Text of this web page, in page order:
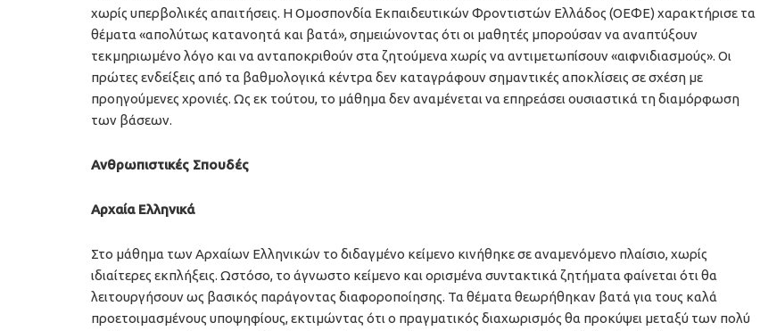
χωρίς υπερβολικές απαιτήσεις. Η Ομοσπονδία Εκπαιδευτικών Φροντιστών Ελλάδος (ΟΕΦΕ) χαρακτήρισε τα
θέματα «απολύτως κατανοητά και βατά», σημειώνοντας ότι οι μαθητές μπορούσαν να αναπτύξουν
τεκμηριωμένο λόγο και να ανταποκριθούν στα ζητούμενα χωρίς να αντιμετωπίσουν «αιφνιδιασμούς». Οι
πρώτες ενδείξεις από τα βαθμολογικά κέντρα δεν καταγράφουν σημαντικές αποκλίσεις σε σχέση με
προηγούμενες χρονιές. Ως εκ τούτου, το μάθημα δεν αναμένεται να επηρεάσει ουσιαστικά τη διαμόρφωση
των βάσεων.
Ανθρωπιστικές Σπουδές
Αρχαία Ελληνικά
Στο μάθημα των Αρχαίων Ελληνικών το διδαγμένο κείμενο κινήθηκε σε αναμενόμενο πλαίσιο, χωρίς
ιδιαίτερες εκπλήξεις. Ωστόσο, το άγνωστο κείμενο και ορισμένα συντακτικά ζητήματα φαίνεται ότι θα
λειτουργήσουν ως βασικός παράγοντας διαφοροποίησης. Τα θέματα θεωρήθηκαν βατά για τους καλά
προετοιμασμένους υποψηφίους, εκτιμώντας ότι ο πραγματικός διαχωρισμός θα προκύψει μεταξύ των πολύ